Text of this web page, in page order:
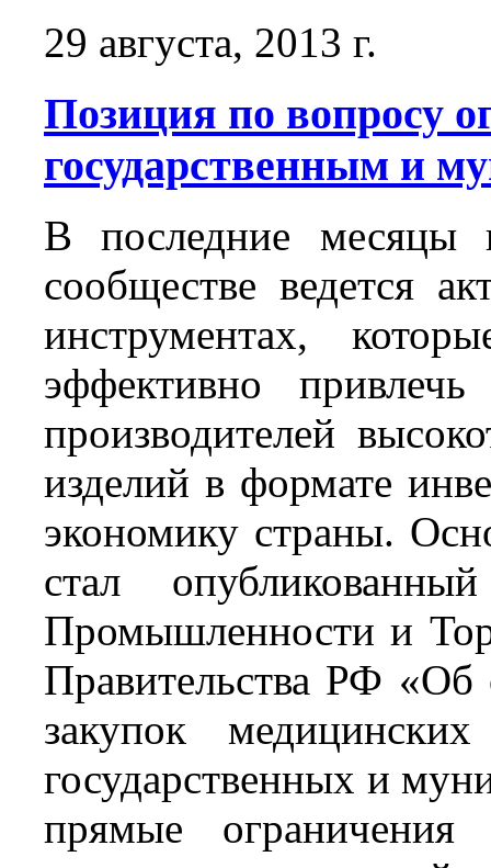
29 августа, 2013 г.
Позиция по вопросу
государственным и
В последние месяцы
сообществе ведется
инструментах,
эффективно
производителей
изделий в формате
экономику страны.
стал
Промышленности и
Правительства РФ «Об
закупок
государственных и
прямые